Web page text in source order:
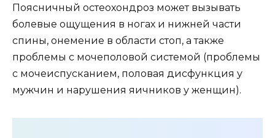
Поясничный остеохондроз может вызывать
болевые ощущения в ногах и нижней части
спины, онемение в области стоп, а также
проблемы с мочеполовой системой (проблемы
с мочеиспусканием, половая дисфункция у
мужчин и нарушения яичников у женщин).